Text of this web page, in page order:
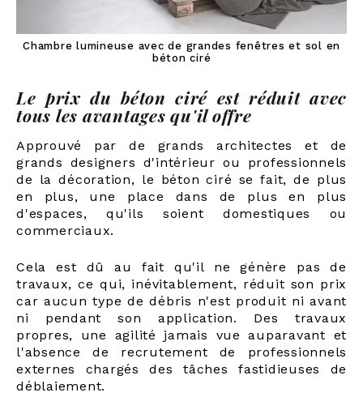
Chambre lumineuse avec de grandes fenêtres et sol en
béton ciré
Le prix du béton ciré est réduit avec
tous les avantages qu'il offre
Approuvé par de grands architectes et de
grands designers d'intérieur ou professionnels
de la décoration, le béton ciré se fait, de plus
en plus, une place dans de plus en plus
d'espaces, qu'ils soient domestiques ou
commerciaux.
Cela est dû au fait qu'il ne génère pas de
travaux, ce qui, inévitablement, réduit son prix
car aucun type de débris n'est produit ni avant
ni pendant son application. Des travaux
propres, une agilité jamais vue auparavant et
l'absence de recrutement de professionnels
externes chargés des tâches fastidieuses de
déblaiement.